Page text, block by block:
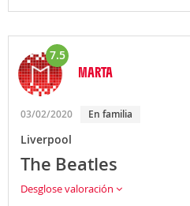
7.5
MARTA
03/02/2020 En familia
Liverpool
The Beatles
Desglose valoración